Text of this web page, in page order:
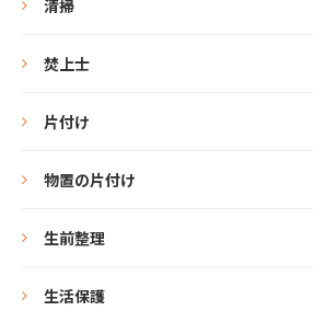
清掃
焚上士
片付け
物置の片付け
生前整理
生活保護